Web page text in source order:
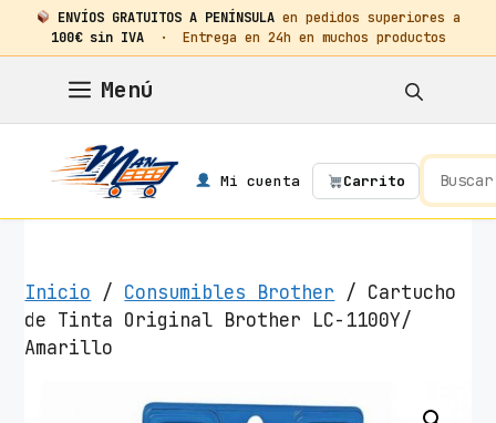
ENVÍOS GRATUITOS A PENÍNSULA en pedidos superiores a
100€ sin IVA· Entrega en 24h en muchos productos
contenido
Menú
Mi cuenta Carrito
Inicio / Consumibles Brother / Cartucho
de Tinta Original Brother LC-1100Y/
Amarillo